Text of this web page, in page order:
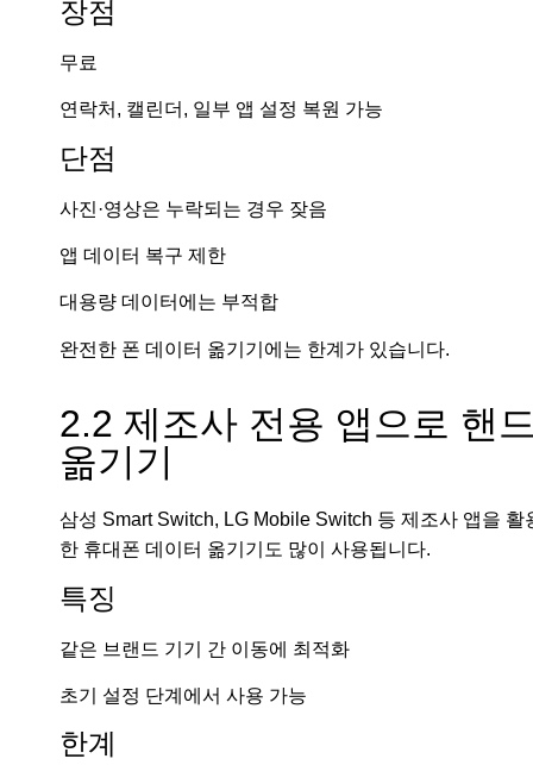
장점
무료
연락처, 캘린더, 일부 앱 설정 복원 가능
단점
사진·영상은 누락되는 경우 잦음
앱 데이터 복구 제한
대용량 데이터에는 부적합
완전한 폰 데이터 옮기기에는 한계가 있습니다.
2.2 제조사 전용 앱으로 핸
옮기기
삼성 Smart Switch, LG Mobile Switch 등 제조사 앱을 활
한 휴대폰 데이터 옮기기도 많이 사용됩니다.
특징
같은 브랜드 기기 간 이동에 최적화
초기 설정 단계에서 사용 가능
한계